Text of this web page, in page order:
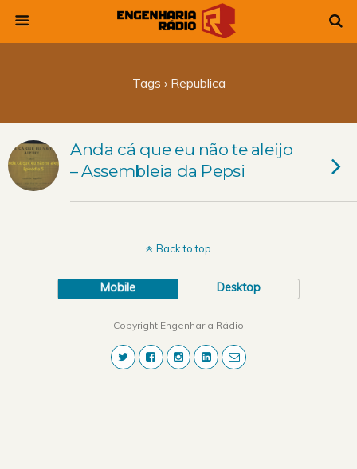
Tags › Republica
Anda cá que eu não te aleijo
– Assembleia da Pepsi
Back to top
Mobile Desktop
Copyright Engenharia Rádio